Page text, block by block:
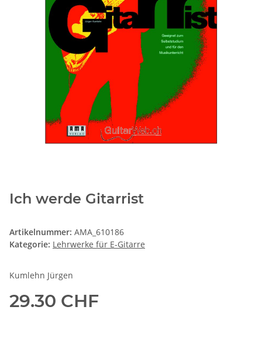
Ich werde Gitarrist
Artikelnummer: AMA_610186
Kategorie: Lehrwerke für E-Gitarre
Kumlehn Jürgen
29.30 CHF